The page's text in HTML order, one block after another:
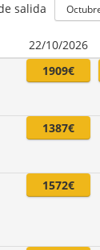
salida
22/10/2026
1909€
1387€
1572€